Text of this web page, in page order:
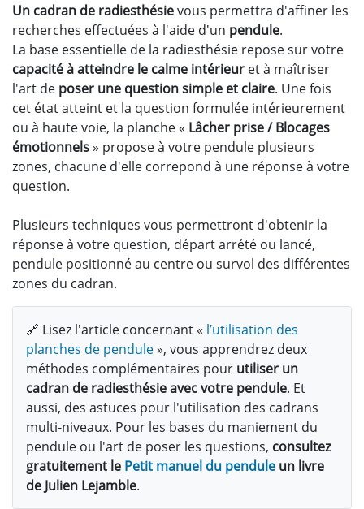
Un cadran de radiesthésievous permettra d'affiner les
recherches effectuées à l'aide d'un pendule.
La base essentielle de la radiesthésie repose sur votre
capacité à atteindre le calme intérieur et à maîtriser
l'art de poser une question simple et claire. Une fois
cet état atteint et la question formulée intérieurement
ou à haute voie, la planche « Lâcher prise / Blocages
émotionnels» propose à votre pendule plusieurs
zones, chacune d'elle correpond à une réponse à votre
question.
Plusieurs techniques vous permettront d'obtenir la
réponse à votre question, départ arrété ou lancé,
pendule positionné au centre ou survol des différentes
zones du cadran.
🔗 Lisez l'article concernant « l’utilisation des
planches de pendule», vous apprendrez deux
méthodes complémentaires pour utiliser un
cadran de radiesthésie avec votre pendule. Et
aussi, des astuces pour l'utilisation des cadrans
multi-niveaux. Pour les bases du maniement du
pendule ou l'art de poser les questions, consultez
gratuitement le Petit manuel du pendule un livre
de Julien Lejamble.